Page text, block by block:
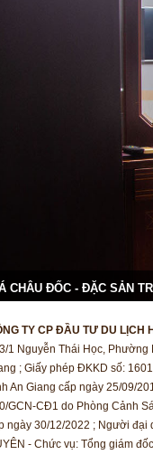
CHÂU ĐỐC - ĐẶC SẢN
TY CP ĐẦU TƯ DU LỊCH
1 Nguyễn Thái Học, Phường
; Giấy phép ĐKKD số:
An Giang cấp ngày 25/09/
GCN-CĐ1 do Phòng Cảnh
ngày 30/12/2022 ; Người đại
- Chức vụ: Tổng giám đốc